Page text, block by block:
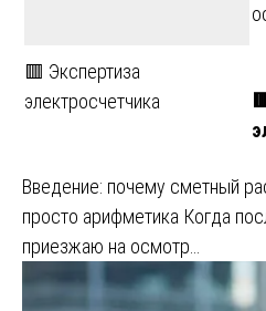
🟥 Экспертиза
электросчетчика
Введение: почему сметный
просто арифметика Когда
приезжаю на осмотр…